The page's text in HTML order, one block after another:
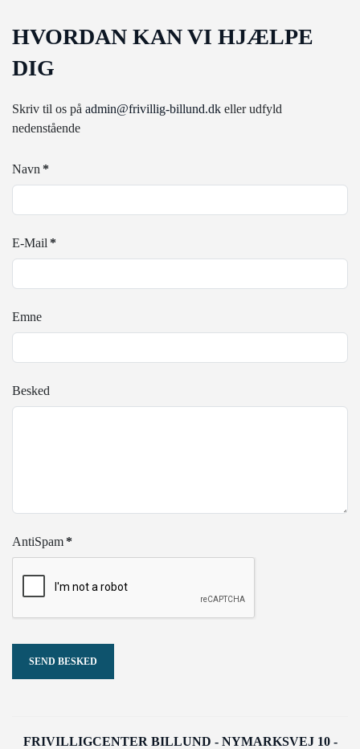
HVORDAN KAN VI HJÆLPE
DIG
Skriv til os på admin@frivillig-billund.dk eller udfyld
nedenstående
Navn *
E-Mail *
Emne
Besked
AntiSpam *
SEND BESKED
FRIVILLIGCENTER BILLUND - NYMARKSVEJ 10 -